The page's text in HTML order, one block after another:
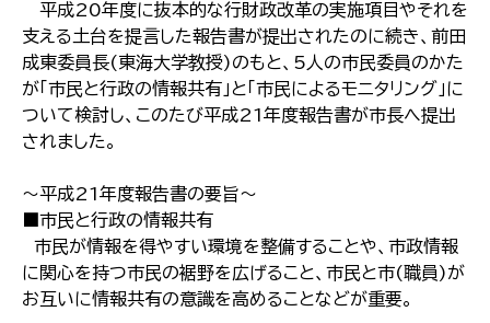
平成20年度に抜本的な行財政改革の実施項目やそれを
支える土台を提言した報告書が提出されたのに続き、前田
成東委員長(東海大学教授)のもと、5人の市民委員のかた
が「市民と行政の情報共有」と「市民によるモニタリング」に
ついて検討し、このたび平成21年度報告書が市長へ提出
されました。
〜平成21年度報告書の要旨〜
■市民と行政の情報共有
市民が情報を得やすい環境を整備することや、市政情報
に関心を持つ市民の裾野を広げること、市民と市(職員)が
お互いに情報共有の意識を高めることなどが重要。